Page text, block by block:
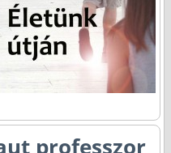
professzor